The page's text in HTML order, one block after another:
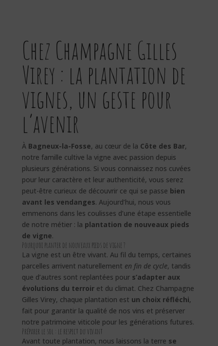
Chez Champagne Gilles
Virey : la plantation de
vignes, un geste pour
l’avenir
À Bagneux-la-Fosse, au cœur de la Côte des Bar,
notre famille cultive la vigne avec passion depuis
plusieurs générations. Si vous connaissez nos cuvées
pour leur caractère et leur authenticité, vous serez
peut-être curieux de découvrir ce qui se passe bien
avant les vendanges. Aujourd’hui, nous vous
emmenons dans les coulisses d’une étape essentielle
de notre métier : la plantation de nouveaux pieds
de vigne.
Pourquoi planter de nouveaux pieds de vigne ?
La vigne est un être vivant. Au fil du temps, certaines
parcelles arrivent naturellement en fin de cycle, tandis
que d’autres sont replantées pour s’adapter aux
évolutions du terroiret du climat. Chez Champagne
Gilles Virey, chaque plantation est un choix réfléchi,
fait pour garantir la qualité de nos vins et préserver
notre patrimoine viticole pour les générations futures.
Préparer le sol : le respect du vivant
Avant toute plantation, nous laissons la terre se